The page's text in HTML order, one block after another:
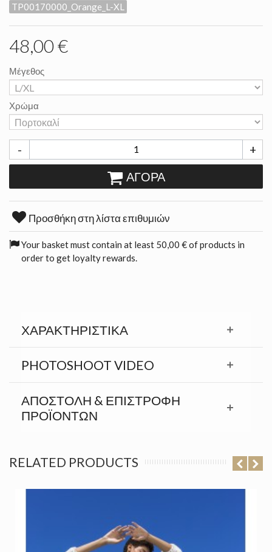
TP00170000_Orange_L-XL
48,00 €
Μέγεθος
Χρώμα
- +
ΑΓΟΡΆ
Προσθήκη στη λίστα επιθυμιών
Your basket must contain at least 50,00 € of products in
order to get loyalty rewards.
ΧΑΡΑΚΤΗΡΙΣΤΙΚΆ
PHOTOSHOOT VIDEO
ΑΠΟΣΤΟΛΉ & ΕΠΙΣΤΡΟΦΉ
ΠΡΟΪΟΝΤΩΝ
RELATED PRODUCTS